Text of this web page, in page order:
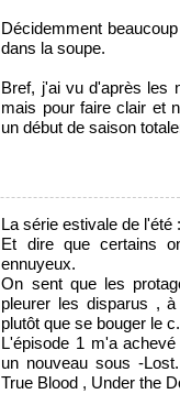
Décidemment
dans la soupe.
Bref, j'ai vu d'après les
mais pour faire clair et
un début de saison
La série estivale de l'été
Et dire que certains
ennuyeux.
On sent que les
pleurer les disparus ,
plutôt que se bouger le
L'épisode 1 m'a
un nouveau sous -
True Blood , Under the